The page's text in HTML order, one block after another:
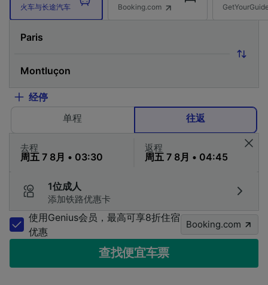
火车与长途汽车 Booking.com
经停
单程
往返
去程 返程
1位成人
添加铁路优惠卡
使用Genius会员，最高可享8折住宿
优惠
Booking.com
查找便宜车票